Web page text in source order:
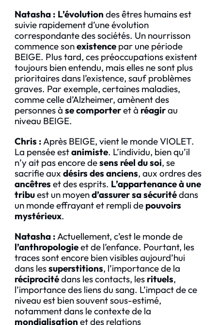
Natasha : L’évolution des êtres humains est
suivie rapidement d’une évolution
correspondante des sociétés. Un nourrisson
commence sonexistencepar une période
BEIGE. Plus tard, ces préoccupations existent
toujours bien entendu, mais elles ne sont plus
prioritaires dans l’existence, sauf problèmes
graves. Par exemple, certaines maladies,
comme celle d’Alzheimer, amènent des
personnes à se comporteret à réagirau
niveau BEIGE.
Chris : Après BEIGE, vient le monde VIOLET.
La pensée estanimiste. L’individu, bien qu’il
n’y ait pas encore desens réel du soi, se
sacrifie aux désirs des anciens, aux ordres des
ancêtreset des esprits. L’appartenance à une
tribuest un moyend’assurer sa sécuritédans
un monde effrayant et rempli de pouvoirs
mystérieux.
Natasha : Actuellement, c’est le monde de
l’anthropologieet de l’enfance. Pourtant, les
traces sont encore bien visibles aujourd’hui
dans lessuperstitions, l’importance de la
réciprocitédans les contacts, les rituels,
l’importance des liens du sang. L’impact de ce
niveau est bien souvent sous-estimé,
notamment dans le contexte de la
mondialisation et des relations